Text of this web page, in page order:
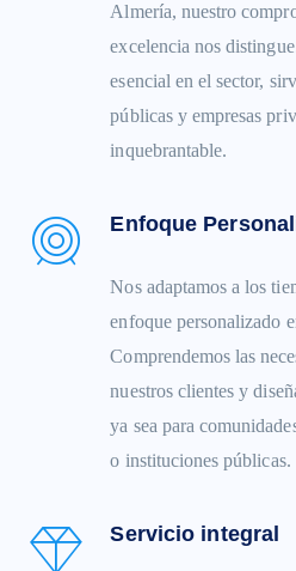
Almería, nuestro
excelencia nos
esencial en el sector,
públicas y empresas
inquebrantable.
Enfoque
Nos adaptamos a los
enfoque personalizado
Comprendemos las
nuestros clientes y
ya sea para
o instituciones públicas.
Servicio integral